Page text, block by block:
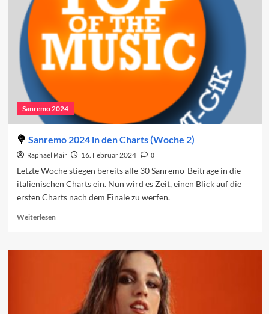
den
Charts
(Woche
3)
Sanremo 2024
Sanremo 2024 in den Charts (Woche 2)
Raphael Mair 16. Februar 2024
0
Letzte Woche stiegen bereits alle 30 Sanremo-Beiträge in die
italienischen Charts ein. Nun wird es Zeit, einen Blick auf die
ersten Charts nach dem Finale zu werfen.
WeiterlesenRead
Sanremo
(Woche